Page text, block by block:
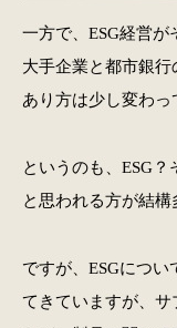
一方で、ESG経営
大手企業と都市銀
あり方は少し変わっ
というのも、ESG
と思われる方が結構
ですが、ESGにつ
てきていますが、